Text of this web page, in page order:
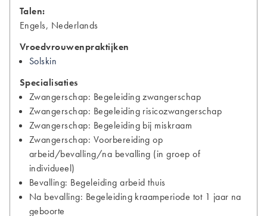
Talen:
Engels, Nederlands
Vroedvrouwenpraktijken
Solskin
Specialisaties
Zwangerschap: Begeleiding zwangerschap
Zwangerschap: Begeleiding risicozwangerschap
Zwangerschap: Begeleiding bij miskraam
Zwangerschap: Voorbereiding op
arbeid/bevalling/na bevalling (in groep of
individueel)
Bevalling: Begeleiding arbeid thuis
Na bevalling: Begeleiding kraamperiode tot 1 jaar na
geboorte